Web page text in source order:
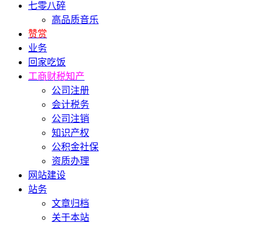
七零八碎
高品质音乐
赞赏
业务
回家吃饭
工商财税知产
公司注册
会计税务
公司注销
知识产权
公积金社保
资质办理
网站建设
站务
文章归档
关于本站